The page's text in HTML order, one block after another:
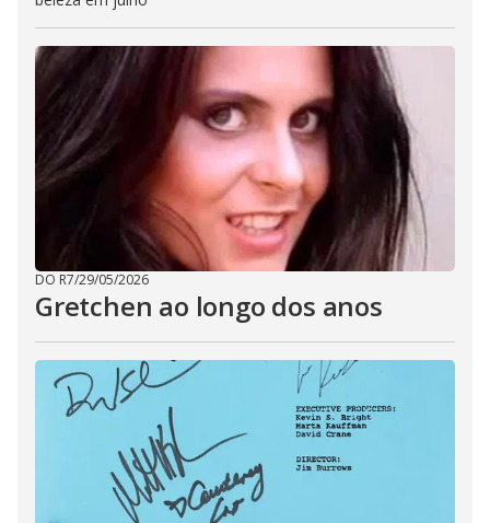
DO R7/29/05/2026
Gretchen ao longo dos anos